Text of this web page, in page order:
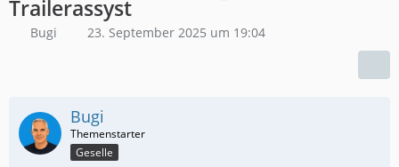
Trailerassyst
Bugi 23. September 2025 um 19:04
Bugi
Geselle